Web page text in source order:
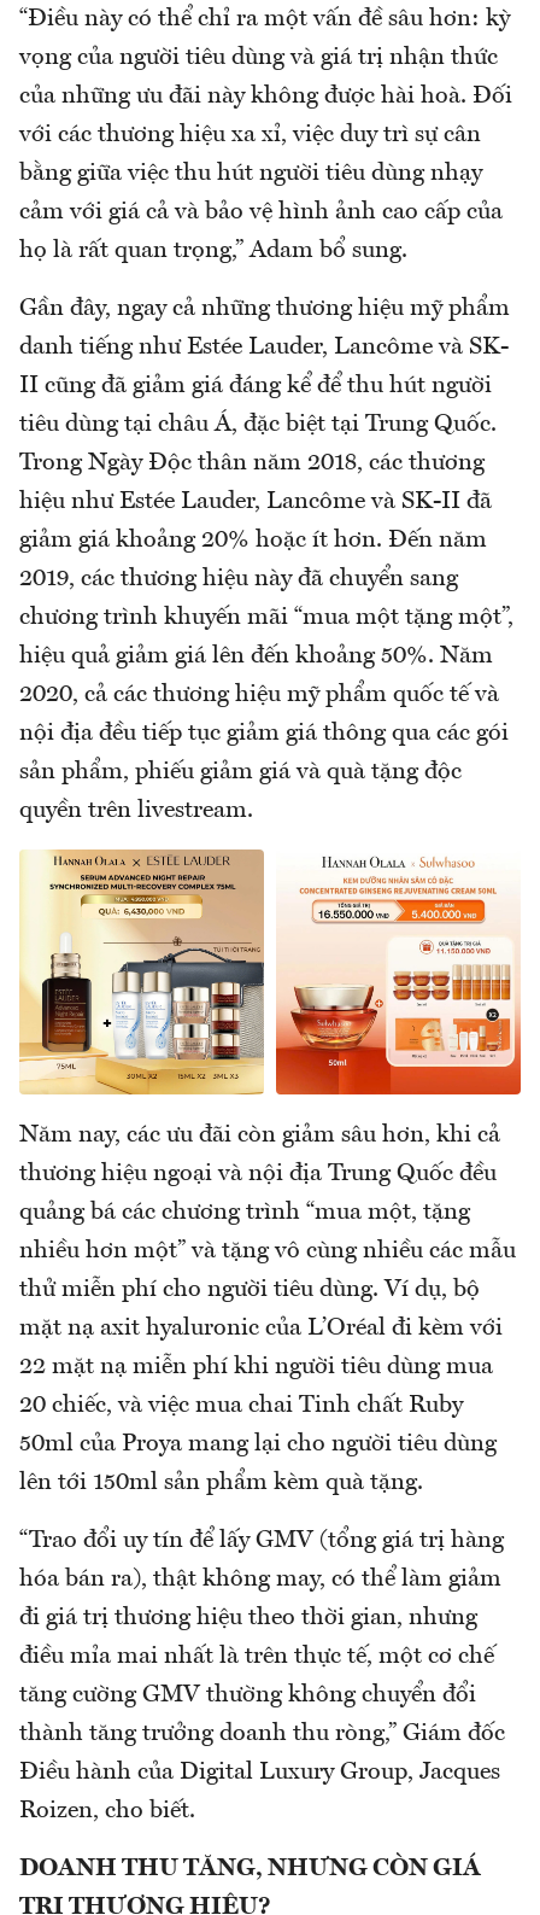
“Điều này có thể chỉ ra một vấn đề sâu hơn: kỳ
vọng của người tiêu dùng và giá trị nhận thức
của những ưu đãi này không được hài hoà. Đối
với các thương hiệu xa xỉ, việc duy trì sự cân
bằng giữa việc thu hút người tiêu dùng nhạy
cảm với giá cả và bảo vệ hình ảnh cao cấp của
họ là rất quan trọng,” Adam bổ sung.
Gần đây, ngay cả những thương hiệu mỹ phẩm
danh tiếng như Estée Lauder, Lancôme và SK-
II cũng đã giảm giá đáng kể để thu hút người
tiêu dùng tại châu Á, đặc biệt tại Trung Quốc.
Trong Ngày Độc thân năm 2018, các thương
hiệu như Estée Lauder, Lancôme và SK-II đã
giảm giá khoảng 20% ​​hoặc ít hơn. Đến năm
2019, các thương hiệu này đã chuyển sang
chương trình khuyến mãi “mua một tặng một”,
hiệu quả giảm giá lên đến khoảng 50%. Năm
2020, cả các thương hiệu mỹ phẩm quốc tế và
nội địa đều tiếp tục giảm giá thông qua các gói
sản phẩm, phiếu giảm giá và quà tặng độc
quyền trên livestream.
Năm nay, các ưu đãi còn giảm sâu hơn, khi cả
thương hiệu ngoại và nội địa Trung Quốc đều
quảng bá các chương trình “mua một, tặng
nhiều hơn một” và tặng vô cùng nhiều các mẫu
thử miễn phí cho người tiêu dùng. Ví dụ, bộ
mặt nạ axit hyaluronic của L’Oréal đi kèm với
22 mặt nạ miễn phí khi người tiêu dùng mua
20 chiếc, và việc mua chai Tinh chất Ruby
50ml của Proya mang lại cho người tiêu dùng
lên tới 150ml sản phẩm kèm quà tặng.
“Trao đổi uy tín để lấy GMV (tổng giá trị hàng
hóa bán ra), thật không may, có thể làm giảm
đi giá trị thương hiệu theo thời gian, nhưng
điều mỉa mai nhất là trên thực tế, một cơ chế
tăng cường GMV thường không chuyển đổi
thành tăng trưởng doanh thu ròng,” Giám đốc
Điều hành của Digital Luxury Group, Jacques
Roizen, cho biết.
DOANH THU TĂNG, NHƯNG CÒN GIÁ
TRỊ THƯƠNG HIỆU?